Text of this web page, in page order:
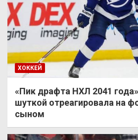
ХОККЕЙ
«Пик драфта НХЛ 2041
шуткой отреагировала на
сыном